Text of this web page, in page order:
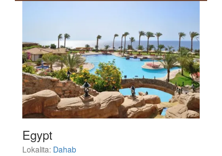
Egypt
Lokalita: Dahab